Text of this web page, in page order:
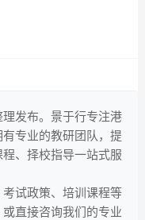
理发布。景于行专注港
专业的教研团队，提
、择校指导一站式服
试政策、培训课程等
直接咨询我们的专业